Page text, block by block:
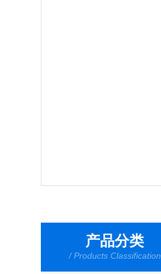
产品分类
/ Products Classification